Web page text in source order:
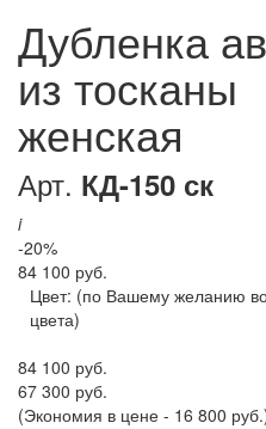
Дубленка
из тосканы
женская
Арт. КД-150 ск
i
-20%
84 100 руб.
Цвет: (по Вашему желанию
цвета)
84 100 руб.
67 300 руб.
(Экономия в цене - 16 800